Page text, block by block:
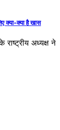
क्या-क्या है खास
अध्यक्ष ने